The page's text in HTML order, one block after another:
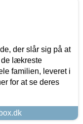
der slår sig på at
de lækreste
familien, leveret i
for at se deres